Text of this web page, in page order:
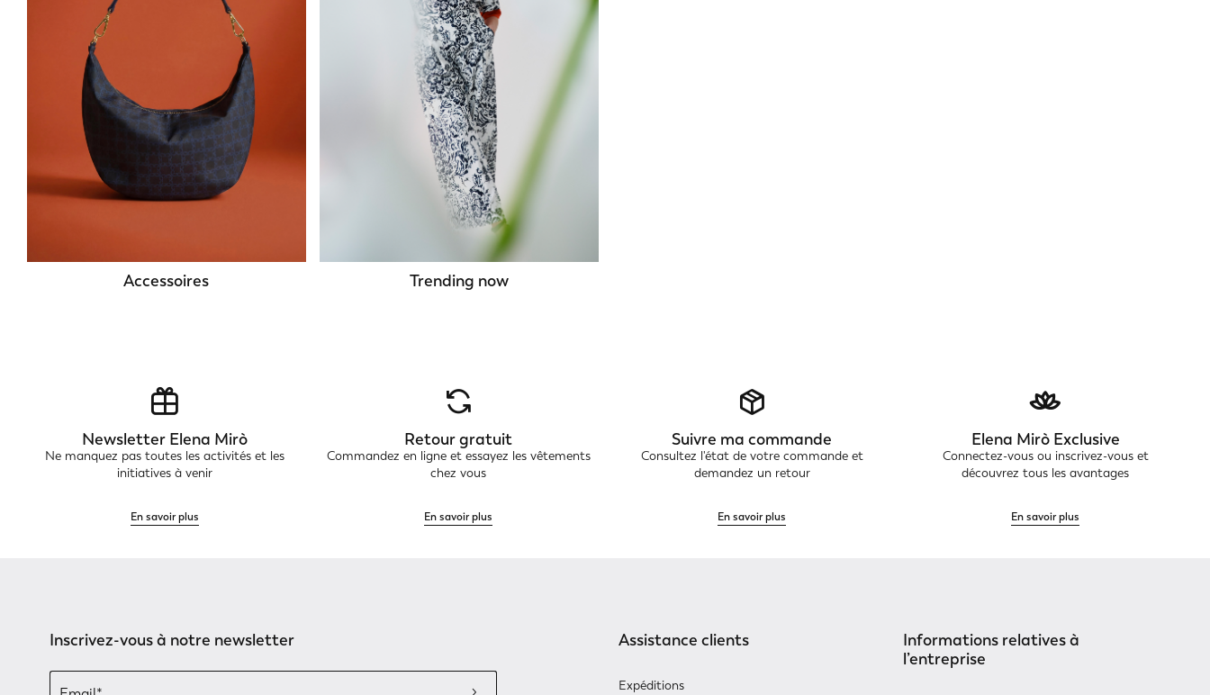
Accessoires Trending now
Newsletter Elena Mirò
Ne manquez pas toutes les activités et les
initiatives à venir
En savoir plus
Retour gratuit
Commandez en ligne et essayez les vêtements
chez vous
En savoir plus
Suivre ma commande
Consultez l'état de votre commande et
demandez un retour
En savoir plus
Elena Mirò Exclusive
Connectez-vous ou inscrivez-vous et
découvrez tous les avantages
En savoir plus
Inscrivez-vous à notre newsletter Assistance clients
Expéditions
Informations relatives à
l’entreprise